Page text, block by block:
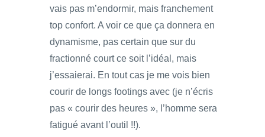
vais pas m’endormir, mais franchement
top confort. A voir ce que ça donnera en
dynamisme, pas certain que sur du
fractionné court ce soit l’idéal, mais
j’essaierai. En tout cas je me vois bien
courir de longs footings avec (je n’écris
pas « courir des heures », l’homme sera
fatigué avant l’outil !!).